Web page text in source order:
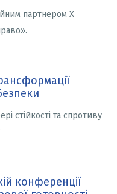
партнером X
стійкості та спротиву
конференції